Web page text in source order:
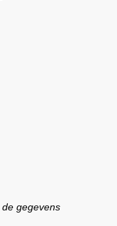
gegevens